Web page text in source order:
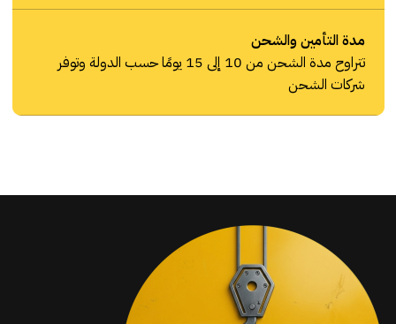
مدة التأمين والشحن
تتراوح مدة الشحن من 10 إلى 15 يومًا حسب الدولة وتوفر
شركات الشحن